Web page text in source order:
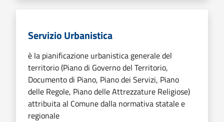
Servizio Urbanistica
è la pianificazione urbanistica generale del
territorio (Piano di Governo del Territorio,
Documento di Piano, Piano dei Servizi, Piano
delle Regole, Piano delle Attrezzature Religiose)
attribuita al Comune dalla normativa statale e
regionale